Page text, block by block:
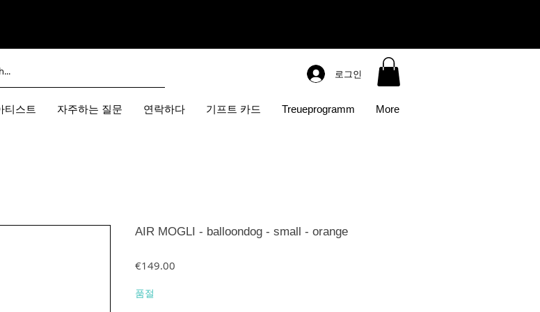
로그인
티스트 자주하는 질문 연락하다 기프트 카드 Treueprogramm More
AIR MOGLI - balloondog - small - orange
€149.00
품절